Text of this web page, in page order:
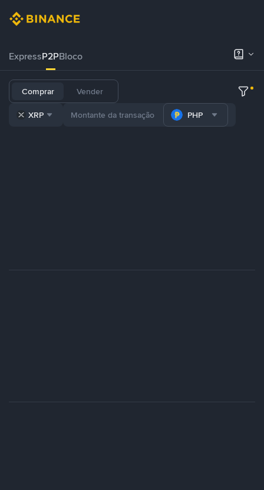
ExpressP2PBloco
Comprar Vender
XRP PHP